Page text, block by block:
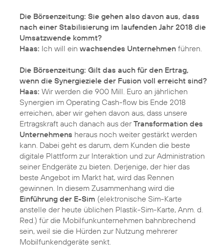
Die Börsenzeitung: Sie gehen also davon aus, dass
nach einer Stabilisierung im laufenden Jahr 2018 die
Umsatzwende kommt?
Haas: Ich will ein wachsendes Unternehmen führen.
Die Börsenzeitung: Gilt das auch für den Ertrag,
wenn die Synergieziele der Fusion voll erreicht sind?
Haas: Wir werden die 900 Mill. Euro an jährlichen
Synergien im Operating Cash-flow bis Ende 2018
erreichen, aber wir gehen davon aus, dass unsere
Ertragskraft auch danach aus derTransformation des
Unternehmens heraus noch weiter gestärkt werden
kann. Dabei geht es darum, dem Kunden die beste
digitale Plattform zur Interaktion und zur Administration
seiner Endgeräte zu bieten. Derjenige, der hier das
beste Angebot im Markt hat, wird das Rennen
gewinnen. In diesem Zusammenhang wird die
Einführung der E-Sim (elektronische Sim-Karte
anstelle der heute üblichen Plastik-Sim-Karte, Anm. d.
Red.) für die Mobilfunkunternehmen bahnbrechend
sein, weil sie die Hürden zur Nutzung mehrerer
Mobilfunkendgeräte senkt.